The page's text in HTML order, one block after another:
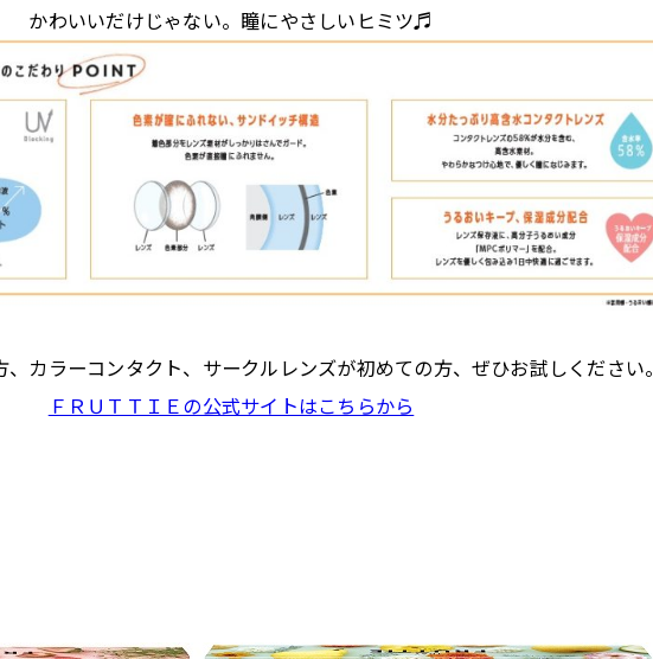
かわいいだけじゃない。瞳にやさしいヒミツ♬
カラーコンタクト、サークルレンズが初めての方、ぜひお試しください。
ＦＲＵＴＴＩＥの公式サイトはこちらから